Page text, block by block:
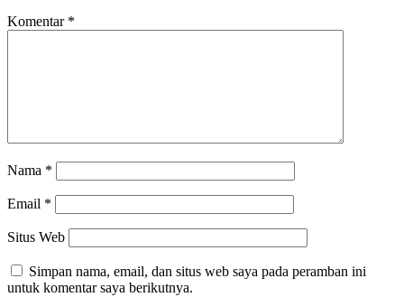
Komentar *
Nama *
Email *
Situs Web
Simpan nama, email, dan situs web saya pada peramban ini
untuk komentar saya berikutnya.